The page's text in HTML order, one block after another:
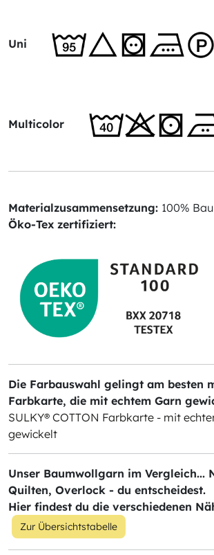
Uni
Multicolor
Materialzusammensetzung: 100%
Öko-Tex zertifiziert:
Die Farbauswahl gelingt am besten
Farbkarte, die mit echtem Garn
SULKY® COTTON Farbkarte - mit
gewickelt
Unser Baumwollgarn im Vergleich...
Quilten, Overlock - du entscheidest.
Hier findest du die verschiedenen
Zur Übersichtstabelle